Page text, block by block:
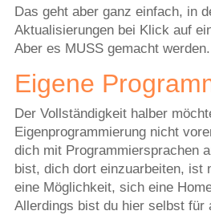
Das geht aber ganz einfach, in
Aktualisierungen bei Klick auf
Aber es MUSS gemacht
Eigene
Der Vollständigkeit halber
Eigenprogrammierung nicht
dich mit Programmiersprachen
bist, dich dort einzuarbeiten, ist
eine Möglichkeit, sich eine
Allerdings bist du hier selbst für